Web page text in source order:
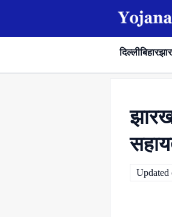
दिल्लीबिहार
Updated